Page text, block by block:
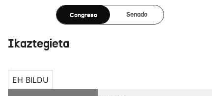
Congreso Senado
Ikaztegieta
EH BILDU